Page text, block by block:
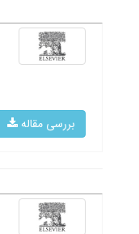
بررسی مقاله